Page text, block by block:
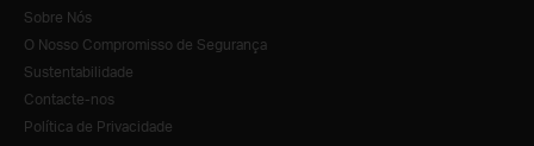
Sobre Nós
O Nosso Compromisso de Segurança
Sustentabilidade
Contacte-nos
Política de Privacidade